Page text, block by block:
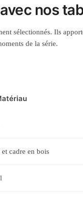
nos
sélectionnés. Ils
de la série.
cadre en bois